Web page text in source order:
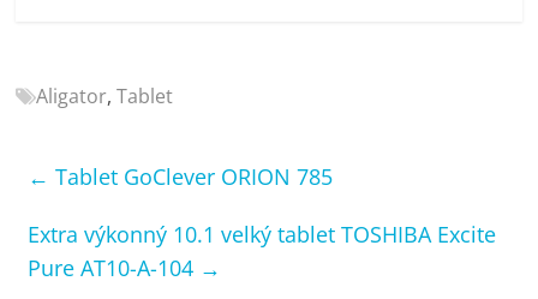
telefony,
kávovary,
Aligator,Tablet
← Tablet GoClever ORION 785
Extra výkonný 10.1 velký tablet TOSHIBA Excite
Pure AT10-A-104 →